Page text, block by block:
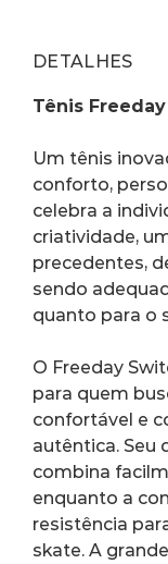
DETALHES
Tênis
Um tênis
conforto,
celebra a
criatividade,
precedentes,
sendo
quanto para o
O Freeday
para quem
confortável e
autêntica.
combina
enquanto a
resistência
skate. A